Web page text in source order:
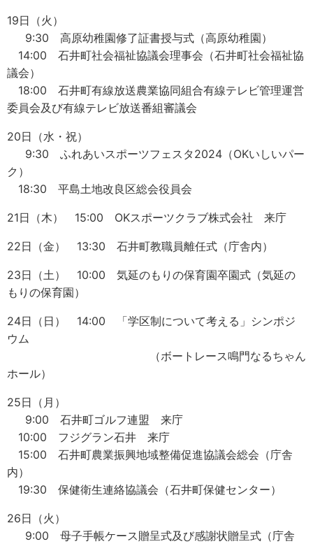
19日（火）
9:30 高原幼稚園修了証書授与式（高原幼稚園）
14:00 石井町社会福祉協議会理事会（石井町社会福祉協
議会）
18:00 石井町有線放送農業協同組合有線テレビ管理運営
委員会及び有線テレビ放送番組審議会
20日（水・祝）
9:30 ふれあいスポーツフェスタ2024（OKいしいパー
ク）
18:30 平島土地改良区総会役員会
21日（木） 15:00 OKスポーツクラブ株式会社 来庁
22日（金） 13:30 石井町教職員離任式（庁舎内）
23日（土） 10:00 気延のもりの保育園卒園式（気延の
もりの保育園）
24日（日） 14:00 「学区制について考える」シンポジ
ウム
（ボートレース鳴門なるちゃん
ホール）
25日（月）
9:00 石井町ゴルフ連盟 来庁
10:00 フジグラン石井 来庁
15:00 石井町農業振興地域整備促進協議会総会（庁舎
内）
19:30 保健衛生連絡協議会（石井町保健センター）
26日（火）
9:00 母子手帳ケース贈呈式及び感謝状贈呈式（庁舎